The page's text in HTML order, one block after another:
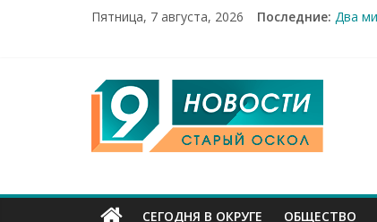
Пятница, 7 августа, 2026 Последние: Два
Рейд
9
Канал
Старый
СЕГОДНЯ В ОКРУГЕ ОБЩЕСТВО